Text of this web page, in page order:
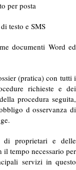
per posta
testo e SMS
documenti Word ed
(pratica) con tutti i
richieste e dei
procedura seguita,
d osservanza di
di proprietari e delle
il tempo necessario per
servizi in questo